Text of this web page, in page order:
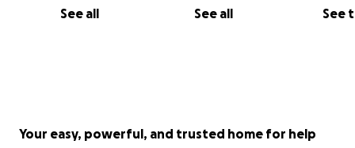
See all See all See
Si puedes donar, aunque sea poquito, gracias infinitas. Y
Your easy, powerful, and trusted home for help